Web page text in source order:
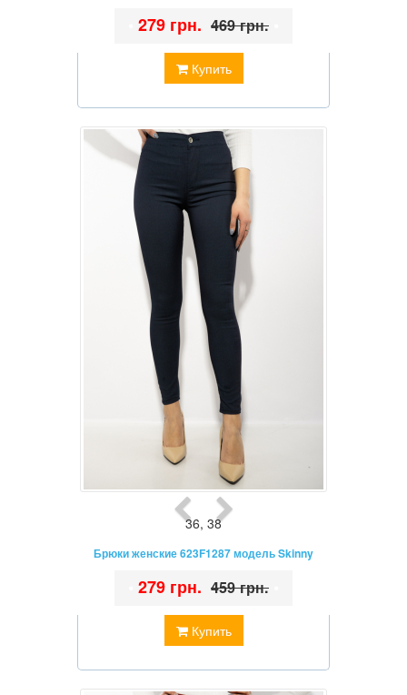
Купить
279 грн. 469 грн.
36, 38
Брюки женские 623F1287 модель Skinny
Купить
279 грн. 459 грн.